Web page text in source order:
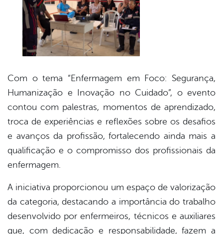
Com o tema “Enfermagem em Foco: Segurança,
Humanização e Inovação no Cuidado”, o evento
contou com palestras, momentos de aprendizado,
troca de experiências e reflexões sobre os desafios
e avanços da profissão, fortalecendo ainda mais a
qualificação e o compromisso dos profissionais da
enfermagem.
A iniciativa proporcionou um espaço de valorização
da categoria, destacando a importância do trabalho
desenvolvido por enfermeiros, técnicos e auxiliares
que, com dedicação e responsabilidade, fazem a